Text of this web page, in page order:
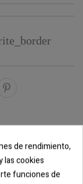
de rendimiento,
las cookies
funciones de